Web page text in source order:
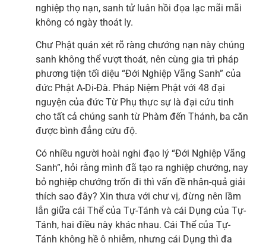
nghiệp thọ nạn, sanh tử luân hồi đọa lạc mãi mãi
không có ngày thoát ly.
Chư Phật quán xét rõ ràng chướng nạn này chúng
sanh không thể vượt thoát, nên cùng gia trì pháp
phương tiện tối diệu “Đới Nghiệp Vãng Sanh” của
đức Phật A-Di-Đà. Pháp Niệm Phật với 48 đại
nguyện của đức Từ Phụ thực sự là đại cứu tinh
cho tất cả chúng sanh từ Phàm đến Thánh, ba căn
được bình đẳng cứu độ.
Có nhiều người hoài nghi đạo lý “Đới Nghiệp Vãng
Sanh”, hỏi rằng mình đã tạo ra nghiệp chướng, nay
bỏ nghiệp chướng trốn đi thì vấn đề nhân-quả giải
thích sao đây? Xin thưa với chư vị, đừng nên lầm
lẫn giữa cái Thể của Tự-Tánh và cái Dụng của Tự-
Tánh, hai điều này khác nhau. Cái Thể của Tự-
Tánh không hề ô nhiễm, nhưng cái Dụng thì đa